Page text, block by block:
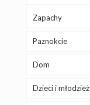
Zapachy
Paznokcie
Dom
Dzieci i młodzież